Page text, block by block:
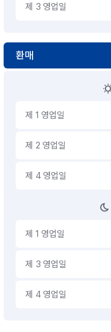
제 3 영업일
환매
제 1 영업일
제 2 영업일
제 4 영업일
제 1 영업일
제 3 영업일
제 4 영업일